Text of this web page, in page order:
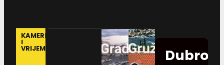
KAMERE
I
VRIJEME